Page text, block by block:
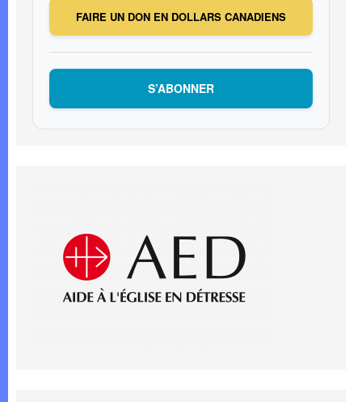
FAIRE UN DON EN DOLLARS CANADIENS
S’ABONNER